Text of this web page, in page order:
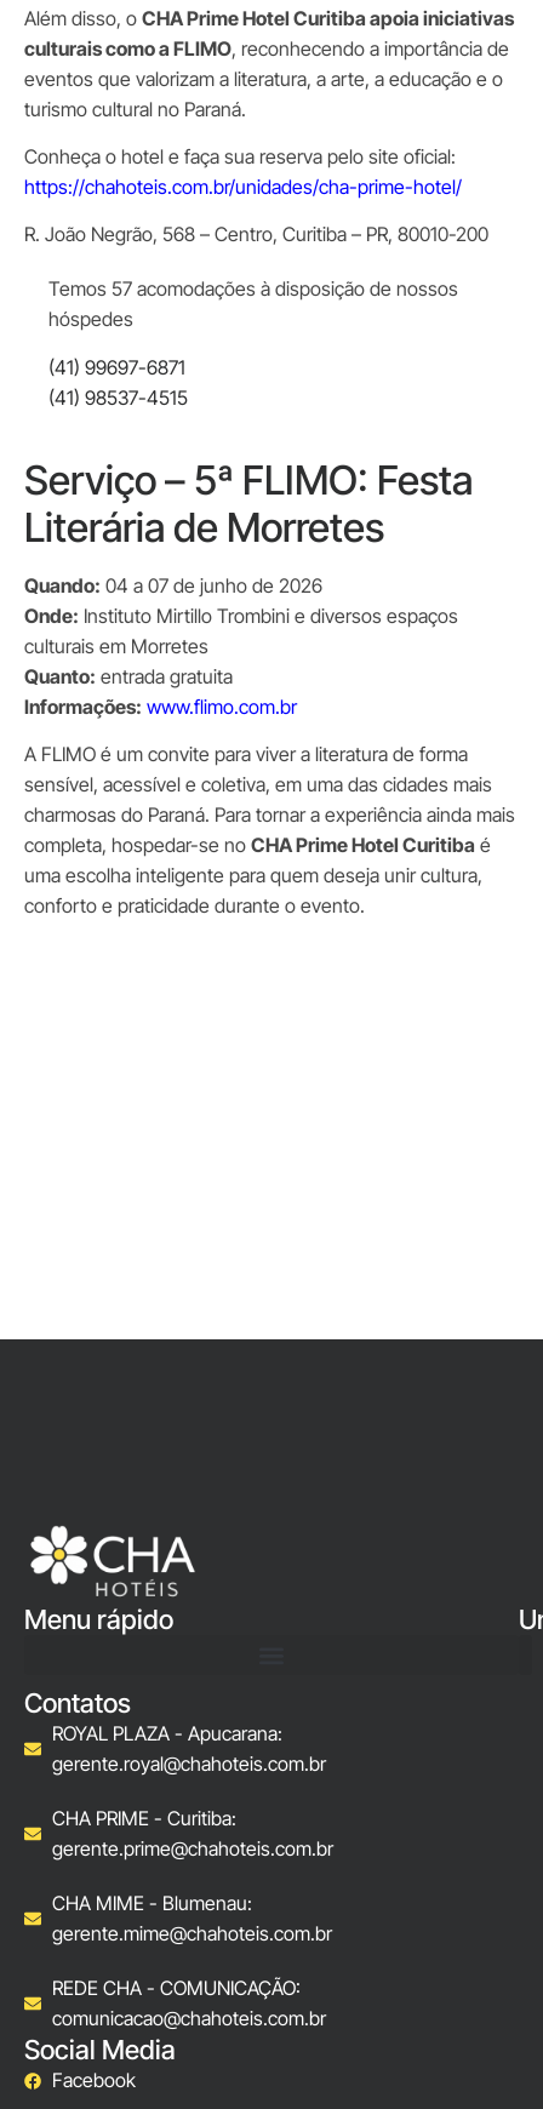
Além disso, o CHA Prime Hotel Curitiba apoia iniciativas
culturais como a FLIMO, reconhecendo a importância de
eventos que valorizam a literatura, a arte, a educação e o
turismo cultural no Paraná.
Conheça o hotel e faça sua reserva pelo site oficial:
https://chahoteis.com.br/unidades/cha-prime-hotel/
R. João Negrão, 568 – Centro, Curitiba – PR, 80010-200
Temos 57 acomodações à disposição de nossos
hóspedes
(41) 99697-6871
(41) 98537-4515
Serviço – 5ª FLIMO: Festa
Literária de Morretes
Quando: 04 a 07 de junho de 2026
Onde: Instituto Mirtillo Trombini e diversos espaços
culturais em Morretes
Quanto: entrada gratuita
Informações: www.flimo.com.br
A FLIMO é um convite para viver a literatura de forma
sensível, acessível e coletiva, em uma das cidades mais
charmosas do Paraná. Para tornar a experiência ainda mais
completa, hospedar-se no CHA Prime Hotel Curitiba é
uma escolha inteligente para quem deseja unir cultura,
conforto e praticidade durante o evento.
Menu rápido
Contatos
ROYAL PLAZA - Apucarana:
gerente.royal@chahoteis.com.br
CHA PRIME - Curitiba:
gerente.prime@chahoteis.com.br
CHA MIME - Blumenau:
gerente.mime@chahoteis.com.br
REDE CHA - COMUNICAÇÃO:
comunicacao@chahoteis.com.br
Social Media
Facebook